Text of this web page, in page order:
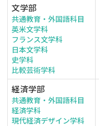
文学部
共通教育・外国語科目
英米文学科
フランス文学科
日本文学科
史学科
比較芸術学科
経済学部
共通教育・外国語科目
経済学科
現代経済デザイン学科